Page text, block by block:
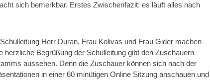
sich bemerkbar. Erstes Zwischenfazit: es läuft alles nach
Herr Duran, Frau Kolivas und Frau Gider machen
Begrüßung der Schulleitung gibt den Zuschauern
aussehen. Denn die Zuschauer können sich nach der
in einer 60 minütigen Online Sitzung anschauen und